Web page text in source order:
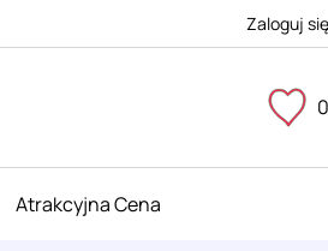
Zaloguj się
0
Atrakcyjna Cena